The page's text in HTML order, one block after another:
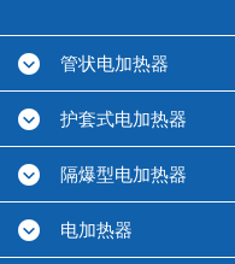
管状电加热器
护套式电加热器
隔爆型电加热器
电加热器